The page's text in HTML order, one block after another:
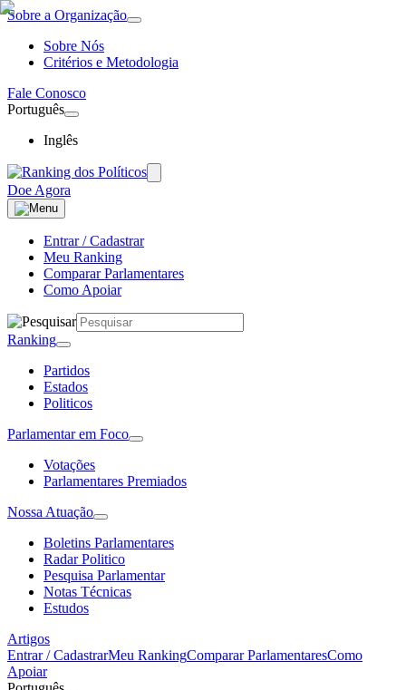
Sobre a Organização
Sobre Nós
Critérios e Metodologia
Fale Conosco
Português
Inglês
Doe Agora
Entrar / Cadastrar
Meu Ranking
Comparar Parlamentares
Como Apoiar
Ranking
Partidos
Estados
Politicos
Parlamentar em Foco
Votações
Parlamentares Premiados
Nossa Atuação
Boletins Parlamentares
Radar Politico
Pesquisa Parlamentar
Notas Técnicas
Estudos
Artigos
Entrar / CadastrarMeu RankingComparar ParlamentaresComo
Apoiar